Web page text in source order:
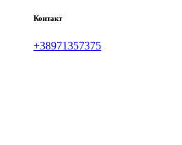
Контакт
+38971357375